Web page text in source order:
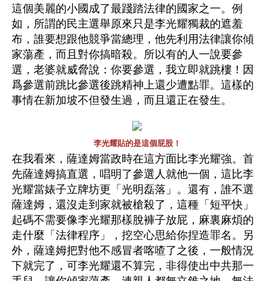
這個美麗的小國成了最踐踏法律的國家之一。例
如，所謂的民主選舉原來只是李光耀獨裁的遮羞
布，誰要想跟他競爭當總理，他先利用法律讓你傾
家蕩產，而且對你搞暗殺。所以有的人一說要參
選，老婆就威脅說：你要參選，我立即就跳樓！因
爲參選前跳比參選後跳精神上還少遭點罪。這樣的
事情在新加坡不但發生過，而且還正在發生。
李光耀貼的是這個屁股！
在我看來，薩達姆當政時在這方面比李光耀強。首
先薩達姆搞直選，唱明了參選人就他一個，這比李
光耀當婊子立牌坊更「光明磊落」。還有，誰不選
薩達姆，還沒走到家就被槍殺了，這種「短平快」
起碼不需要像李光耀那樣脫褲子放屁，麻裏麻煩的
走什麼「法律程序」，挖空心思給你捏造罪名。另
外，薩達姆把對他不感冒者喀喳了之後，一般情況
下就完了，可李光耀還不算完，非得使出中共那一